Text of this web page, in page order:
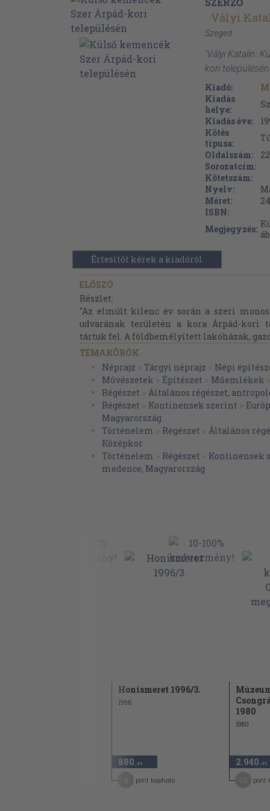
Vályi
Szeged
'Vályi Katalin:
kori
Kiadó:
Kiadás
helye:
Kiadás éve:
Kötés
típusa:
Oldalszám:
22
Sorozatcím:
Kötetszám:
Nyelv:
Méret:
ISBN:
Megjegyzés:
Értesítőt kérek a kiadóról
ELŐSZÓ
Részlet:
"Az elmúlt kilenc év során a szeri
udvarának területén a kora Árpád-kori
tártuk fel. A földbemélyített lakóházak,
TÉMAKÖRÖK
Néprajz > Tárgyi néprajz > Népi
Művészetek > Építészet > Műemlékek >
Régészet > Általános régészet,
Régészet > Kontinensek szerint >
Magyarország
Történelem > Régészet > Általános
Középkor
Történelem > Régészet > Kontinensek
medence, Magyarország
Honismeret 1996/3.
1996
880 ,-Ft
pont kapható
1980
1980
2.940 ,-Ft
pont